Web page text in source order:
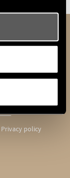
Privacy policy